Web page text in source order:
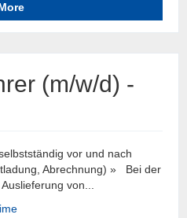
(m/w/d) -
vor und nach
Abrechnung) » Bei der
von...